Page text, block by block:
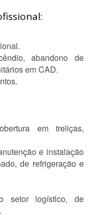
abandono de
em CAD.
em treliças,
e instalação
de refrigeração e
setor logístico, de